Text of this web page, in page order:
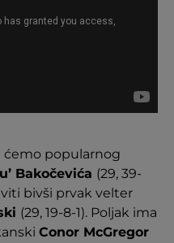
ćemo popularnog
Bakočevića (29, 39-
bivši prvak velter
(29, 19-8-1). Poljak ima
Conor McGregor